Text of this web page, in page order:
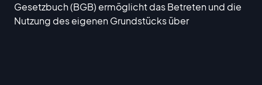
Gesetzbuch (BGB) ermöglicht das Betreten und die
Nutzung des eigenen Grundstücks über